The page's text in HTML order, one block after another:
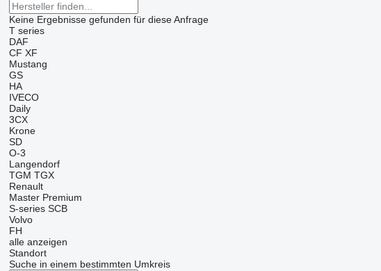
Keine Ergebnisse gefunden für diese Anfrage
T series
DAF
CF XF
Mustang
GS
HA
IVECO
Daily
3CX
Krone
SD
O-3
Langendorf
TGM TGX
Renault
Master Premium
S-series SCB
Volvo
FH
alle anzeigen
Standort
Suche in einem bestimmten Umkreis